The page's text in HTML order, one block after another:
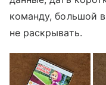
команду, большой
не раскрывать.